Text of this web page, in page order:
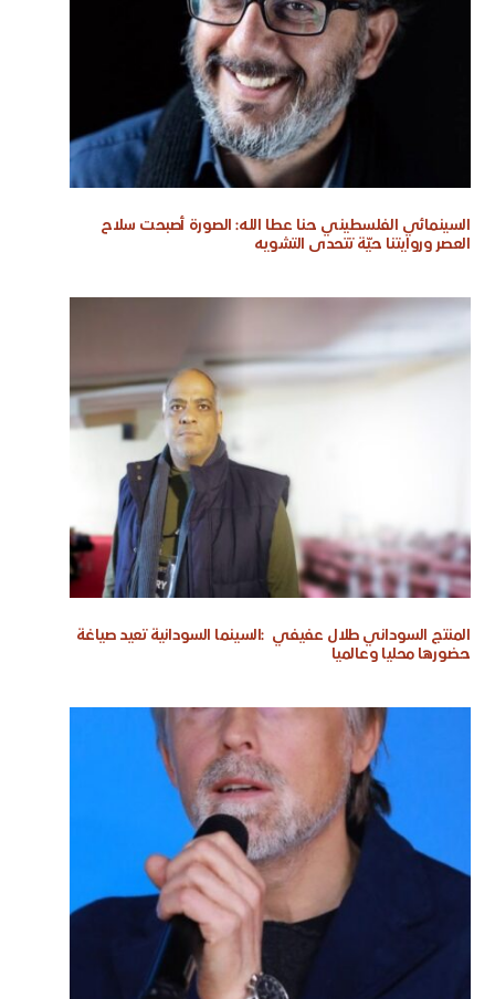
السينمائي الفلسطيني حنا عطا الله: الصورة أصبحت سلاح
العصر وروايتنا حيّة تتحدى التشويه
المنتج السوداني طلال عفيفي :السينما السودانية تعيد صياغة
حضورها محليا وعالميا